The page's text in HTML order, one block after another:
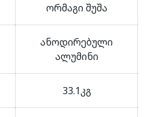
ორმაგი შუშა
ანოდირებული
ალუმინი
33.1კგ